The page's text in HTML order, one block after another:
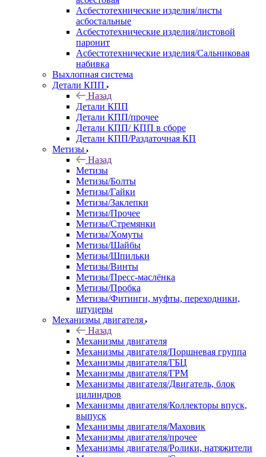
Асбестотехнические изделия/листы
асбостальные
Асбестотехнические изделия/листовой
паронит
Асбестотехнические изделия/Сальниковая
набивка
Выхлопная система
Детали КПП
Назад
Детали КПП
Детали КПП/прочее
Детали КПП/ КПП в сборе
Детали КПП/Раздаточная КП
Метизы
Назад
Метизы
Метизы/Болты
Метизы/Гайки
Метизы/Заклепки
Метизы/Прочее
Метизы/Стремянки
Метизы/Хомуты
Метизы/Шайбы
Метизы/Шпильки
Метизы/Винты
Метизы/Пресс-маслёнка
Метизы/Пробка
Метизы/Фитинги, муфты, переходники,
штуцеры
Механизмы двигателя
Назад
Механизмы двигателя
Механизмы двигателя/Поршневая группа
Механизмы двигателя/ГБЦ
Механизмы двигателя/ГРМ
Механизмы двигателя/Двигатель, блок
цилиндров
Механизмы двигателя/Коллекторы впуск,
выпуск
Механизмы двигателя/Маховик
Механизмы двигателя/прочее
Механизмы двигателя/Ролики, натяжители